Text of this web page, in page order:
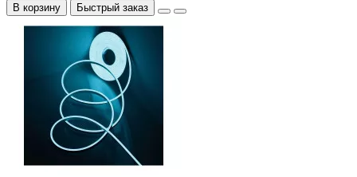
В корзину Быстрый заказ